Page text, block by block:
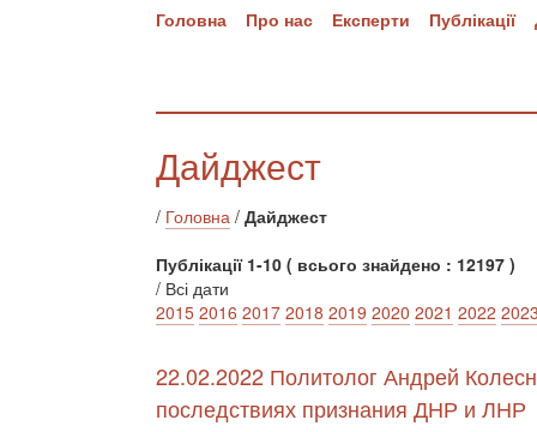
Головна Про нас Експерти Публікації
Дайджест
/ Головна / Дайджест
Публікації 1-10 ( всього знайдено : 12197 )
/ Всі дати
2015 2016 2017 2018 2019 2020 2021 2022
22.02.2022 Политолог Андрей
последствиях признания ДНР и ЛНР